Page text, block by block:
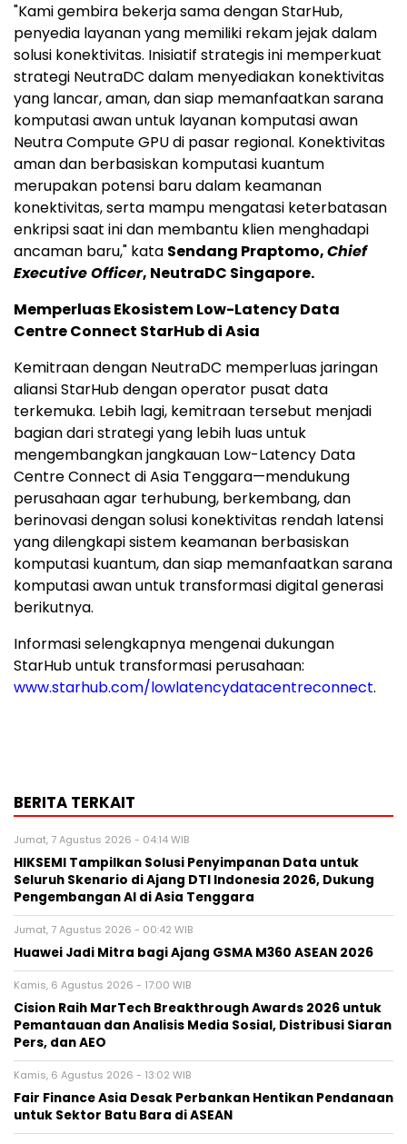
"Kami gembira bekerja sama dengan StarHub,
penyedia layanan yang memiliki rekam jejak dalam
solusi konektivitas. Inisiatif strategis ini memperkuat
strategi NeutraDC dalam menyediakan konektivitas
yang lancar, aman, dan siap memanfaatkan sarana
komputasi awan untuk layanan komputasi awan
Neutra Compute GPU di pasar regional. Konektivitas
aman dan berbasiskan komputasi kuantum
merupakan potensi baru dalam keamanan
konektivitas, serta mampu mengatasi keterbatasan
enkripsi saat ini dan membantu klien menghadapi
ancaman baru," kata Sendang Praptomo,Chief
Executive Officer, NeutraDC Singapore.
Memperluas Ekosistem Low-Latency Data
Centre Connect StarHub di Asia
Kemitraan dengan NeutraDC memperluas jaringan
aliansi StarHub dengan operator pusat data
terkemuka. Lebih lagi, kemitraan tersebut menjadi
bagian dari strategi yang lebih luas untuk
mengembangkan jangkauan Low-Latency Data
Centre Connect di Asia Tenggara—mendukung
perusahaan agar terhubung, berkembang, dan
berinovasi dengan solusi konektivitas rendah latensi
yang dilengkapi sistem keamanan berbasiskan
komputasi kuantum, dan siap memanfaatkan sarana
komputasi awan untuk transformasi digital generasi
berikutnya.
Informasi selengkapnya mengenai dukungan
StarHub untuk transformasi perusahaan:
www.starhub.com/lowlatencydatacentreconnect.
BERITA TERKAIT
Jumat, 7 Agustus 2026 - 04:14 WIB
HIKSEMI Tampilkan Solusi Penyimpanan Data untuk
Seluruh Skenario di Ajang DTI Indonesia 2026, Dukung
Pengembangan AI di Asia Tenggara
Jumat, 7 Agustus 2026 - 00:42 WIB
Huawei Jadi Mitra bagi Ajang GSMA M360 ASEAN 2026
Kamis, 6 Agustus 2026 - 17:00 WIB
Cision Raih MarTech Breakthrough Awards 2026 untuk
Pemantauan dan Analisis Media Sosial, Distribusi Siaran
Pers, dan AEO
Kamis, 6 Agustus 2026 - 13:02 WIB
Fair Finance Asia Desak Perbankan Hentikan Pendanaan
untuk Sektor Batu Bara di ASEAN